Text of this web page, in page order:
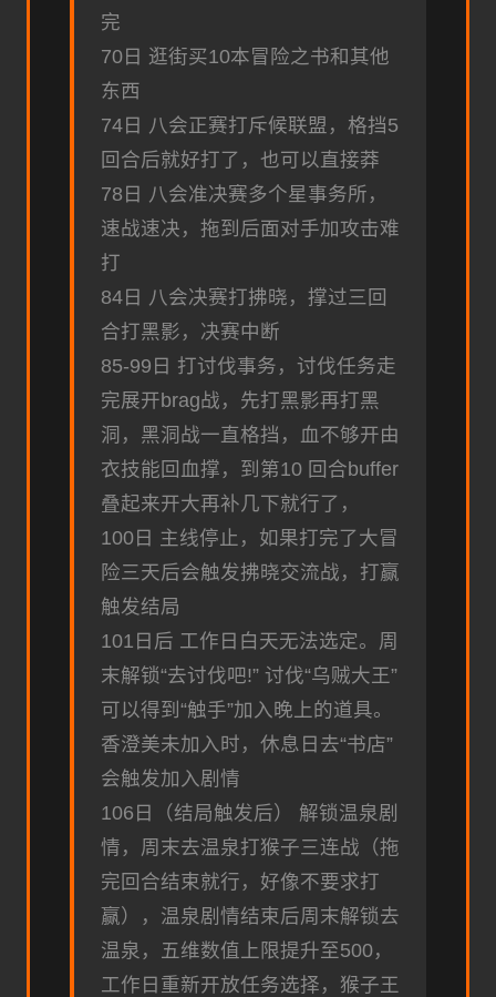
完
70日 逛街买10本冒险之书和其他
东西
74日 八会正赛打斥候联盟，格挡5
回合后就好打了，也可以直接莽
78日 八会准决赛多个星事务所，
速战速决，拖到后面对手加攻击难
打
84日 八会决赛打拂晓，撑过三回
合打黑影，决赛中断
85-99日 打讨伐事务，讨伐任务走
完展开brag战，先打黑影再打黑
洞，黑洞战一直格挡，血不够开由
衣技能回血撑，到第10 回合buffer
叠起来开大再补几下就行了，
100日 主线停止，如果打完了大冒
险三天后会触发拂晓交流战，打赢
触发结局
101日后 工作日白天无法选定。周
末解锁“去讨伐吧!” 讨伐“乌贼大王”
可以得到“触手”加入晚上的道具。
香澄美未加入时，休息日去“书店”
会触发加入剧情
106日（结局触发后） 解锁温泉剧
情，周末去温泉打猴子三连战（拖
完回合结束就行，好像不要求打
赢），温泉剧情结束后周末解锁去
温泉，五维数值上限提升至500，
工作日重新开放任务选择，猴子王